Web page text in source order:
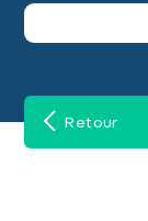
Retour